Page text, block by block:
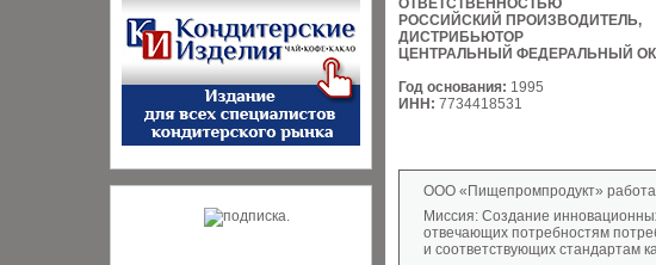
ОТВЕТСТВЕННОСТЬЮ
РОССИЙСКИЙ ПРОИЗВОДИТЕЛЬ,
ДИСТРИБЬЮТОР
ЦЕНТРАЛЬНЫЙ ФЕДЕРАЛЬНЫЙ
Год основания: 1995
ИНН: 7734418531
ООО «Пищепромпродукт»
Миссия: Создание
отвечающих потребностям
и соответствующих стандартам